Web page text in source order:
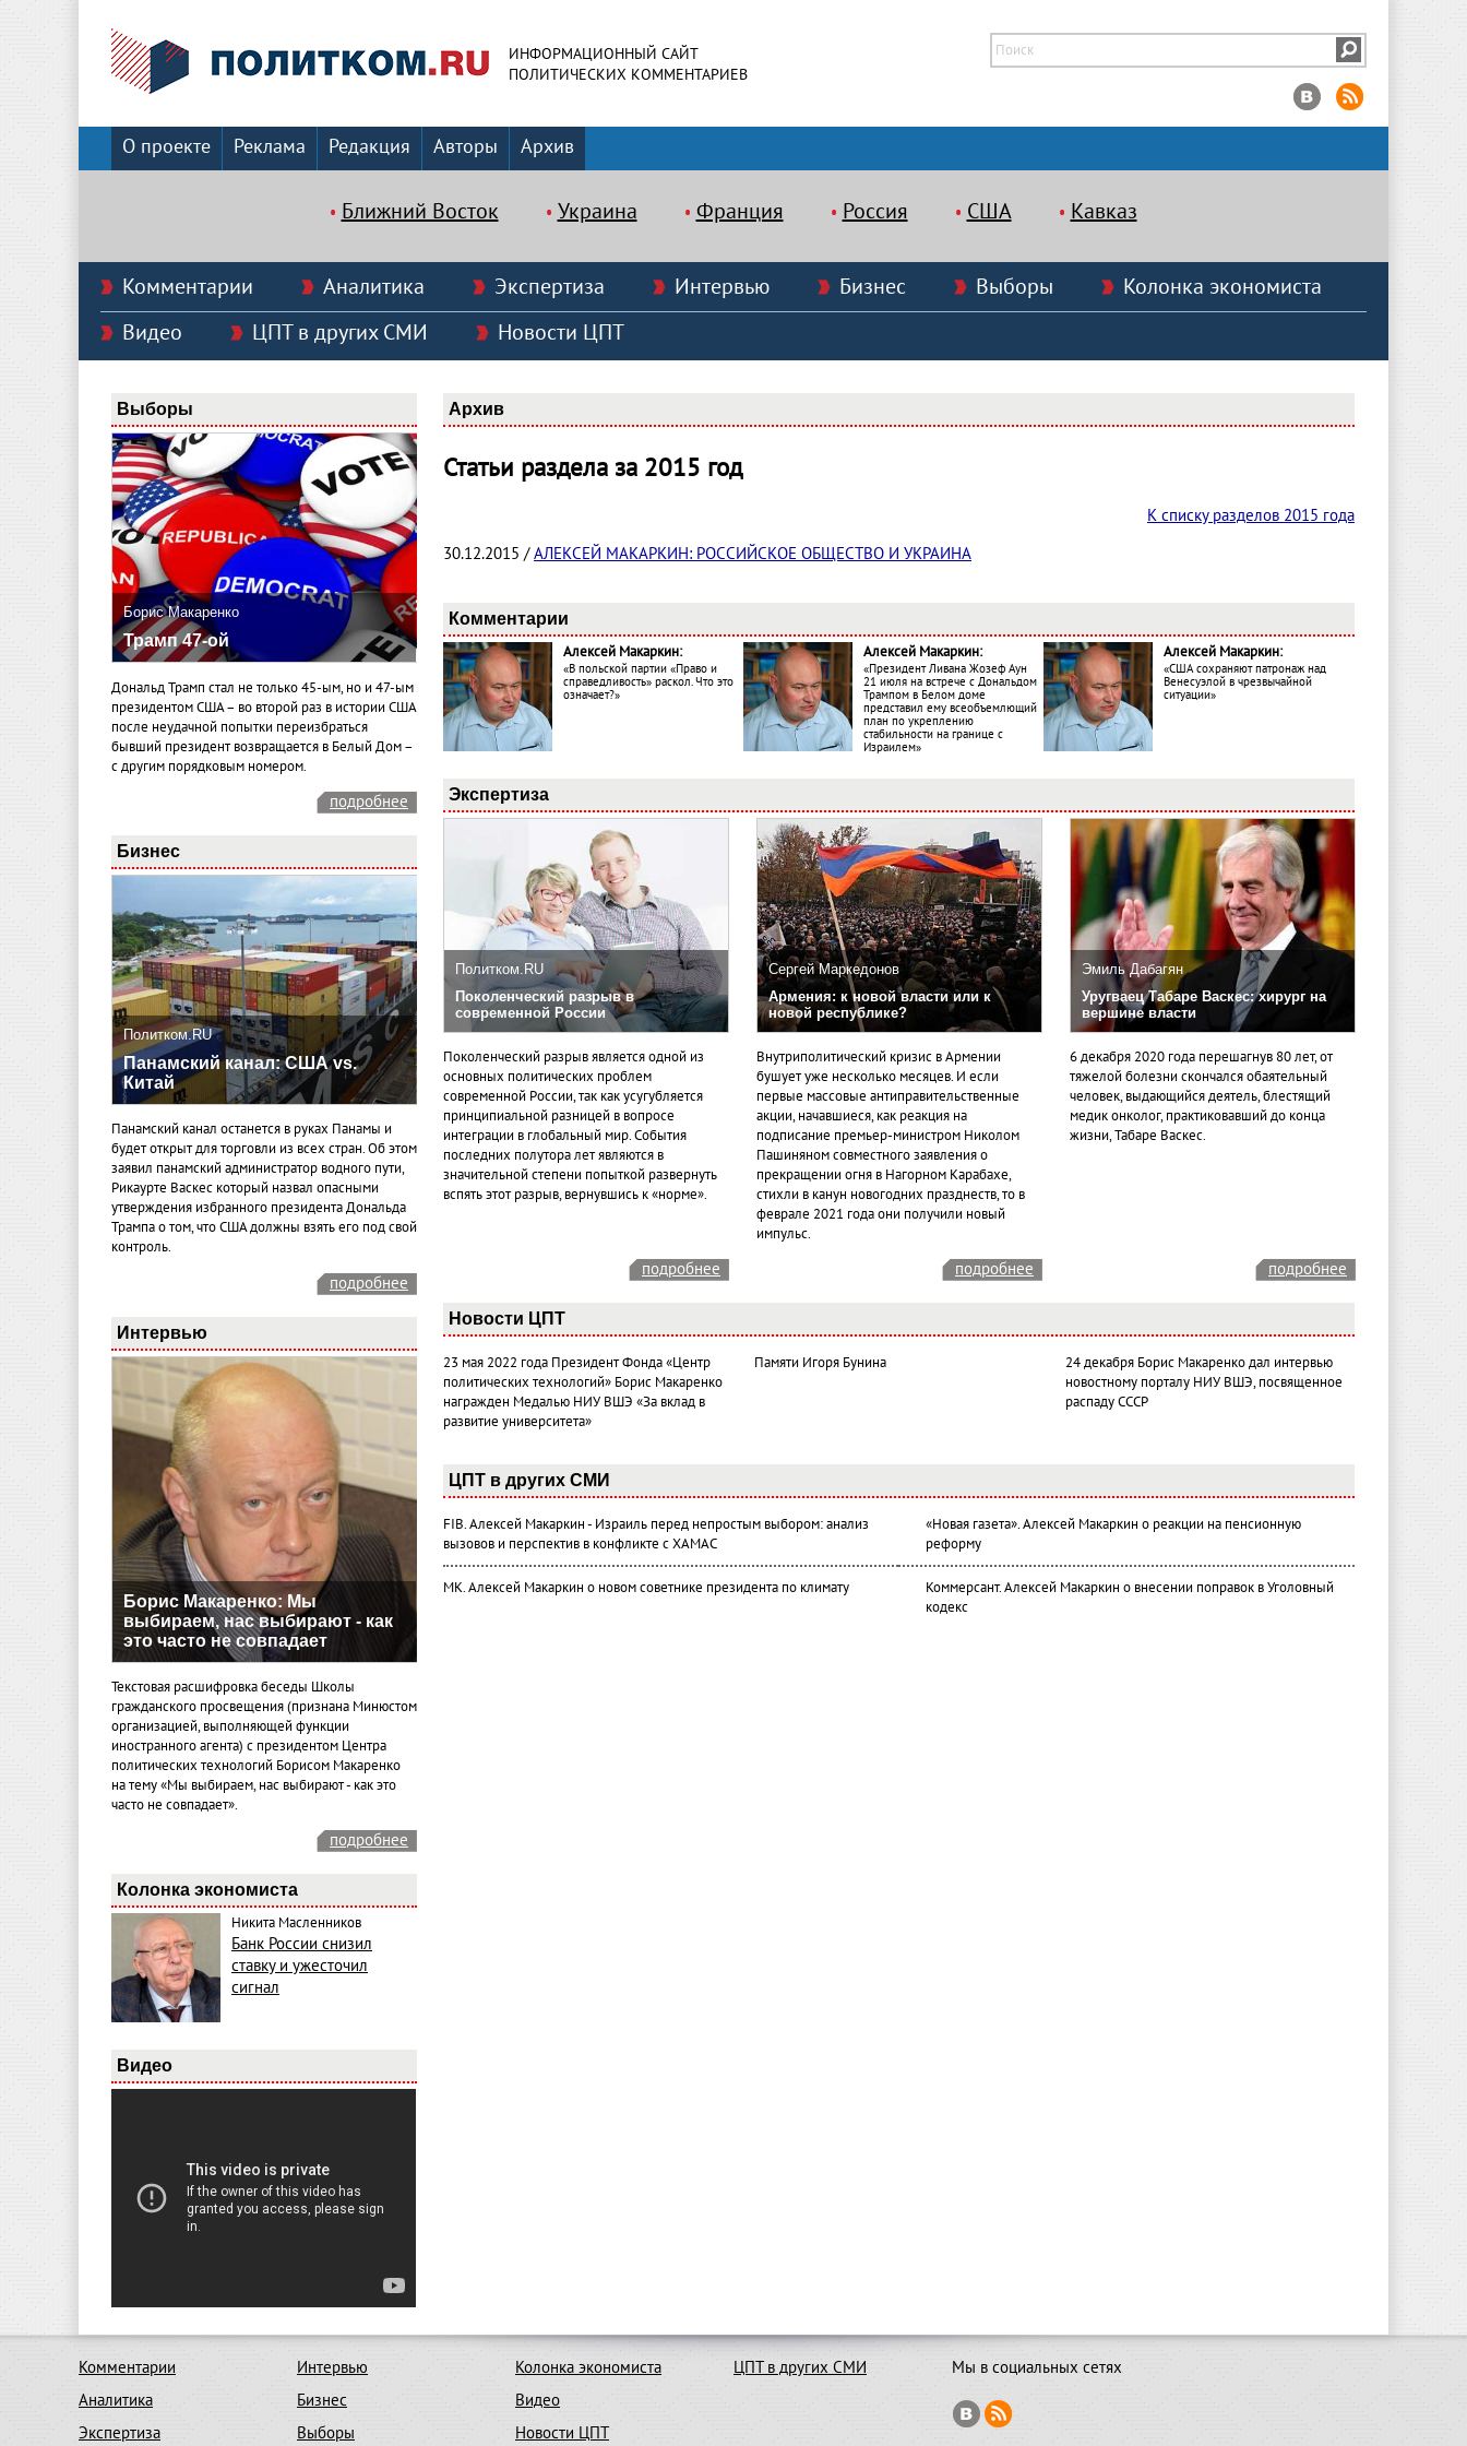
ИНФОРМАЦИОННЫЙ САЙТ
ПОЛИТИЧЕСКИХ КОММЕНТАРИЕВ
О проекте Реклама Редакция Авторы Архив
Ближний Восток Украина Франция Россия США Кавказ
Комментарии Аналитика Экспертиза Интервью Бизнес Выборы
Колонка экономиста
Видео
ЦПТ в других СМИ Новости ЦПТ
Выборы
Борис Макаренко
Трамп 47-ой
Дональд Трамп стал не только 45-ым, но и 47-ым
президентом США – во второй раз в истории США
после неудачной попытки переизбраться
бывший президент возвращается в Белый Дом –
с другим порядковым номером.
подробнее
Бизнес
Политком.RU
Панамский канал: США vs.
Китай
Панамский канал останется в руках Панамы и
будет открыт для торговли из всех стран. Об этом
заявил панамский администратор водного пути,
Рикаурте Васкес который назвал опасными
утверждения избранного президента Дональда
Трампа о том, что США должны взять его под свой
контроль.
подробнее
Интервью
Борис Макаренко: Мы
выбираем, нас выбирают - как
это часто не совпадает
Текстовая расшифровка беседы Школы
гражданского просвещения (признана Минюстом
организацией, выполняющей функции
иностранного агента) с президентом Центра
политических технологий Борисом Макаренко
на тему «Мы выбираем, нас выбирают - как это
часто не совпадает».
подробнее
Колонка экономиста
Никита Масленников
Банк России снизил
ставку и ужесточил
сигнал
Видео
Архив
Статьи раздела за 2015 год
К списку разделов 2015 года
30.12.2015 /АЛЕКСЕЙ МАКАРКИН: РОССИЙСКОЕ ОБЩЕСТВО И УКРАИНА
Комментарии
Алексей Макаркин:
«В польской партии «Право и
справедливость» раскол. Что это
означает?»
Алексей Макаркин:
«Президент Ливана Жозеф Аун
21 июля на встрече с Дональдом
Трампом в Белом доме
представил ему всеобъемлющий
план по укреплению
стабильности на границе с
Израилем»
Алексей Макаркин:
«США сохраняют патронаж над
Венесуэлой в чрезвычайной
ситуации»
Экспертиза
Политком.RU
Поколенческий разрыв в
современной России
Поколенческий разрыв является одной из
основных политических проблем
современной России, так как усугубляется
принципиальной разницей в вопросе
интеграции в глобальный мир. События
последних полутора лет являются в
значительной степени попыткой развернуть
вспять этот разрыв, вернувшись к «норме».
Сергей Маркедонов
Армения: к новой власти или к
новой республике?
Внутриполитический кризис в Армении
бушует уже несколько месяцев. И если
первые массовые антиправительственные
акции, начавшиеся, как реакция на
подписание премьер-министром Николом
Пашиняном совместного заявления о
прекращении огня в Нагорном Карабахе,
стихли в канун новогодних празднеств, то в
феврале 2021 года они получили новый
импульс.
Эмиль Дабагян
Уругваец Табаре Васкес: хирург на
вершине власти
6 декабря 2020 года перешагнув 80 лет, от
тяжелой болезни скончался обаятельный
человек, выдающийся деятель, блестящий
медик онколог, практиковавший до конца
жизни, Табаре Васкес.
подробнее подробнее подробнее
Новости ЦПТ
23 мая 2022 года Президент Фонда «Центр
политических технологий» Борис Макаренко
награжден Медалью НИУ ВШЭ «За вклад в
развитие университета»
Памяти Игоря Бунина
24 декабря Борис Макаренко дал интервью
новостному порталу НИУ ВШЭ, посвященное
распаду СССР
ЦПТ в других СМИ
FIB. Алексей Макаркин - Израиль перед непростым выбором: анализ
вызовов и перспектив в конфликте с ХАМАС
«Новая газета». Алексей Макаркин о реакции на пенсионную
реформу
МК. Алексей Макаркин о новом советнике президента по климату
Коммерсант. Алексей Макаркин о внесении поправок в Уголовный
кодекс
Комментарии
Аналитика
Экспертиза
Интервью
Бизнес
Выборы
Колонка экономиста
Видео
Новости ЦПТ
ЦПТ в других СМИ Мы в социальных сетях